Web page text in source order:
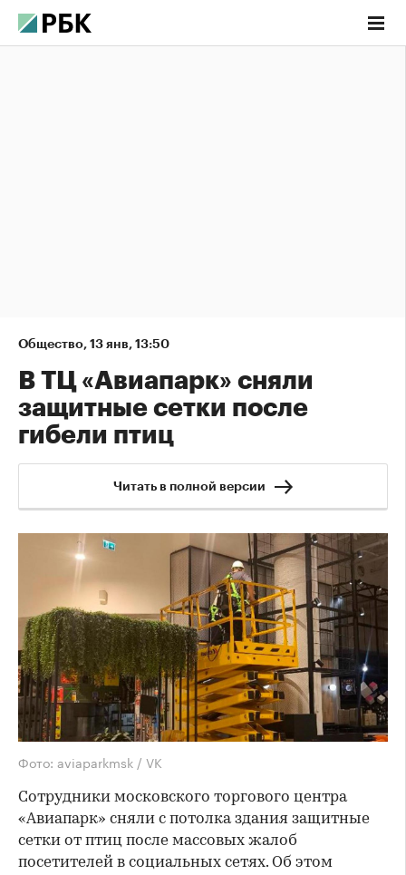
Общество, 13 янв, 13:50
В ТЦ «Авиапарк» сняли
защитные сетки после
гибели птиц
Читать в полной версии
Фото: aviaparkmsk / VK
Сотрудники московского торгового центра
«Авиапарк» сняли с потолка здания защитные
сетки от птиц после массовых жалоб
посетителей в социальных сетях. Об этом